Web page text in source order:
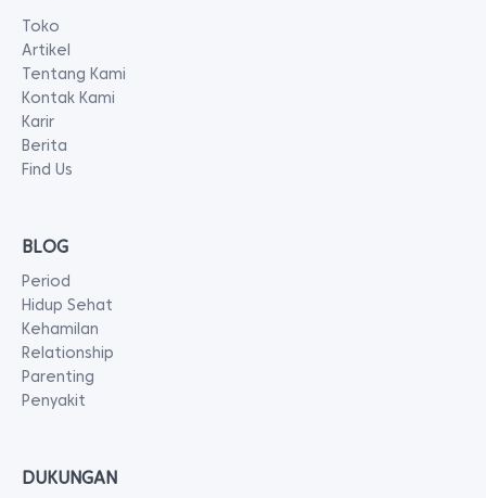
Toko
Artikel
Tentang Kami
Kontak Kami
Karir
Berita
Find Us
BLOG
Period
Hidup Sehat
Kehamilan
Relationship
Parenting
Penyakit
DUKUNGAN